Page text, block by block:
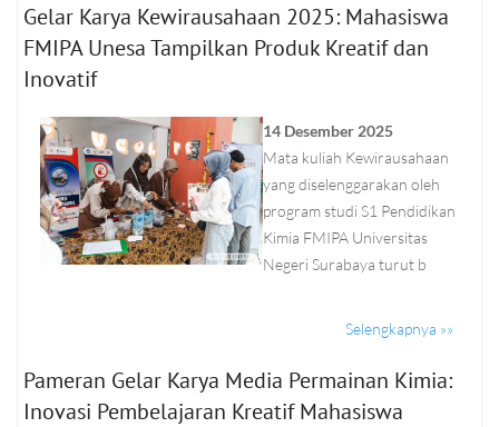
Gelar Karya Kewirausahaan 2025: Mahasiswa
FMIPA Unesa Tampilkan Produk Kreatif dan
Inovatif
14 Desember 2025
Mata kuliah Kewirausahaan
yang diselenggarakan oleh
program studi S1 Pendidikan
Kimia FMIPA Universitas
Negeri Surabaya turut b
Selengkapnya »»
Pameran Gelar Karya Media Permainan Kimia:
Inovasi Pembelajaran Kreatif Mahasiswa